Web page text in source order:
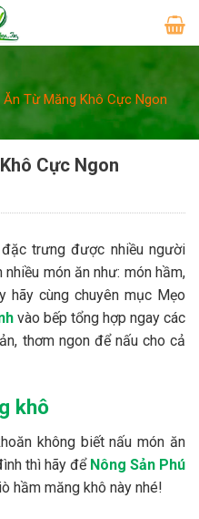
Từ Măng Khô Cực Ngon
Cực Ngon
trưng được nhiều người
món ăn như: món hầm,
hãy cùng chuyên mục Mẹo
vào bếp tổng hợp ngay các
thơm ngon để nấu cho cả
khô
không biết nấu món ăn
thì hãy để Nông Sản Phú
hầm măng khô này nhé!